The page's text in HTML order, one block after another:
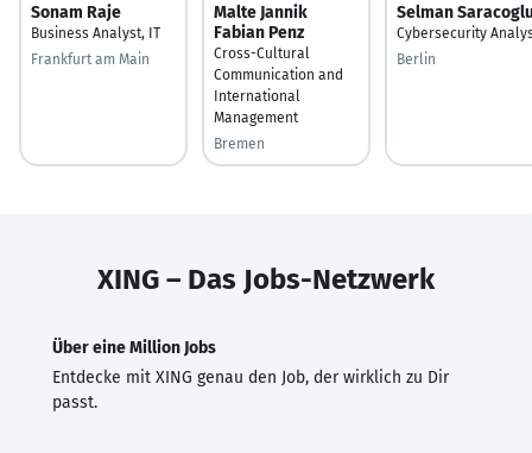
Sonam Raje
Business Analyst, IT
Frankfurt am Main
Malte Jannik
Fabian Penz
Cross-Cultural
Communication and
International
Management
Bremen
Selman
Cybersecurity
Berlin
XING – Das Jobs-Netzwerk
Über eine Million Jobs
Entdecke mit XING genau den Job, der wirklich zu Dir
passt.